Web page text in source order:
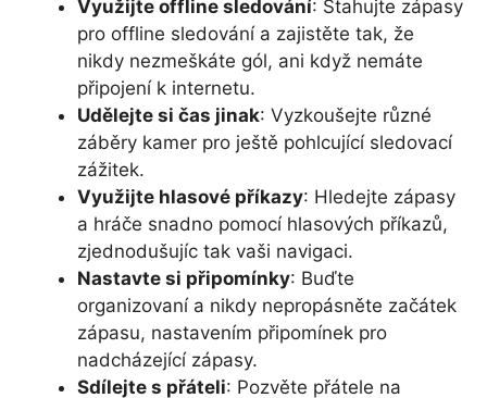
Využijte offline sledování: Stahujte zápasy
pro offline sledování a zajistěte tak, že
nikdy nezmeškáte gól, ani když nemáte
připojení k internetu.
Udělejte si čas jinak: Vyzkoušejte různé
záběry kamer pro ještě pohlcující sledovací
zážitek.
Využijte hlasové příkazy: Hledejte zápasy
a hráče snadno pomocí hlasových příkazů,
zjednodušujíc tak vaši navigaci.
Nastavte si připomínky: Buďte
organizovaní a nikdy nepropásněte začátek
zápasu, nastavením připomínek pro
nadcházející zápasy.
Sdílejte s přáteli: Pozvěte přátele na